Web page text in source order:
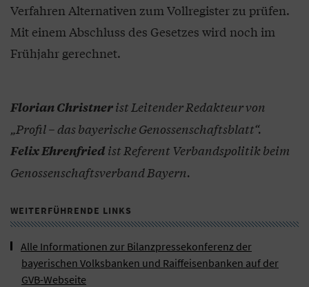
Verfahren Alternativen zum Vollregister zu prüfen.
Mit einem Abschluss des Gesetzes wird noch im
Frühjahr gerechnet.
Florian Christnerist Leitender Redakteur von
„Profil – das bayerische Genossenschaftsblatt“.
Felix Ehrenfriedist Referent Verbandspolitik beim
Genossenschaftsverband Bayern.
WEITERFÜHRENDE LINKS
Alle Informationen zur Bilanzpressekonferenz der
bayerischen Volksbanken und Raiffeisenbanken auf der
GVB-Webseite